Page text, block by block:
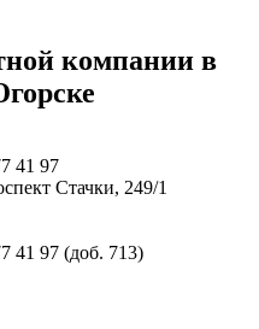
компании в
41 97
Стачки, 249/1
41 97 (доб. 713)